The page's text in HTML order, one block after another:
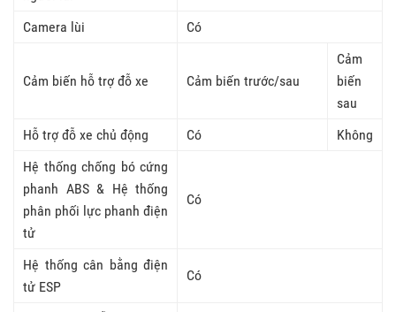
Camera lùi Có
Cảm biến hỗ trợ đỗ xe Cảm biến trước/sau
Cảm
biến
sau
Hỗ trợ đỗ xe chủ động
Có
Không
Hệ thống chống bó cứng
phanh ABS & Hệ thống
phân phối lực phanh điện
tử
Có
Hệ thống cân bằng điện
tử ESP
Có